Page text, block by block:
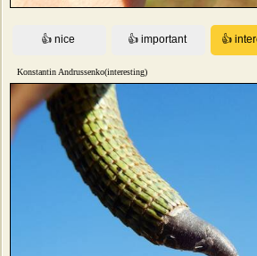
Konstantin Andrussenko(interesting)